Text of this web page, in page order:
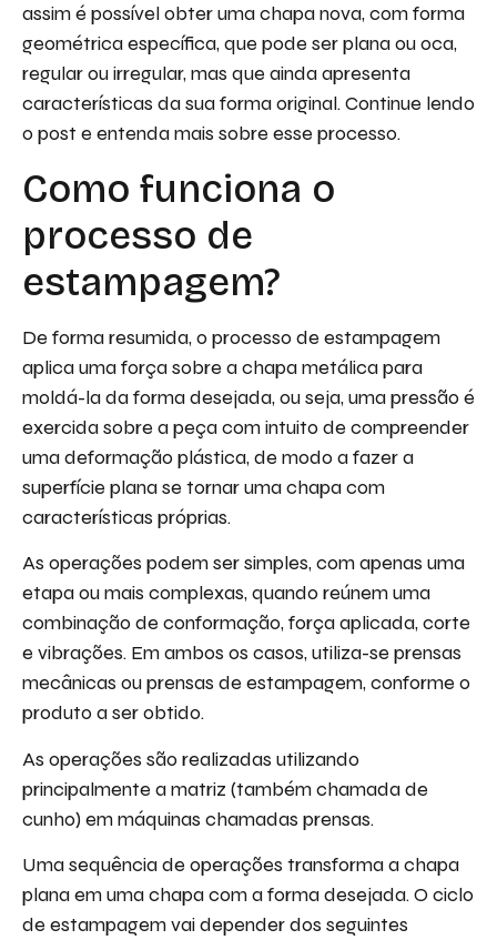
assim é possível obter uma chapa nova, com forma
geométrica específica, que pode ser plana ou oca,
regular ou irregular, mas que ainda apresenta
características da sua forma original. Continue lendo
o post e entenda mais sobre esse processo.
Como funciona o
processo de
estampagem?
De forma resumida, o processo de estampagem
aplica uma força sobre a chapa metálica para
moldá-la da forma desejada, ou seja, uma pressão é
exercida sobre a peça com intuito de compreender
uma deformação plástica, de modo a fazer a
superfície plana se tornar uma chapa com
características próprias.
As operações podem ser simples, com apenas uma
etapa ou mais complexas, quando reúnem uma
combinação de conformação, força aplicada, corte
e vibrações. Em ambos os casos, utiliza-se prensas
mecânicas ou prensas de estampagem, conforme o
produto a ser obtido.
As operações são realizadas utilizando
principalmente a matriz (também chamada de
cunho) em máquinas chamadas prensas.
Uma sequência de operações transforma a chapa
plana em uma chapa com a forma desejada. O ciclo
de estampagem vai depender dos seguintes